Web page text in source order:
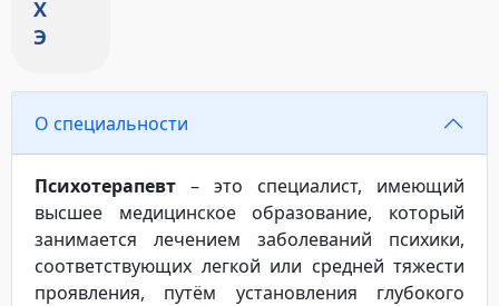
Х
Э
О специальности
Психотерапевт – это специалист, имеющий
высшее медицинское образование, который
занимается лечением заболеваний психики,
соответствующих легкой или средней тяжести
проявления, путём установления глубокого